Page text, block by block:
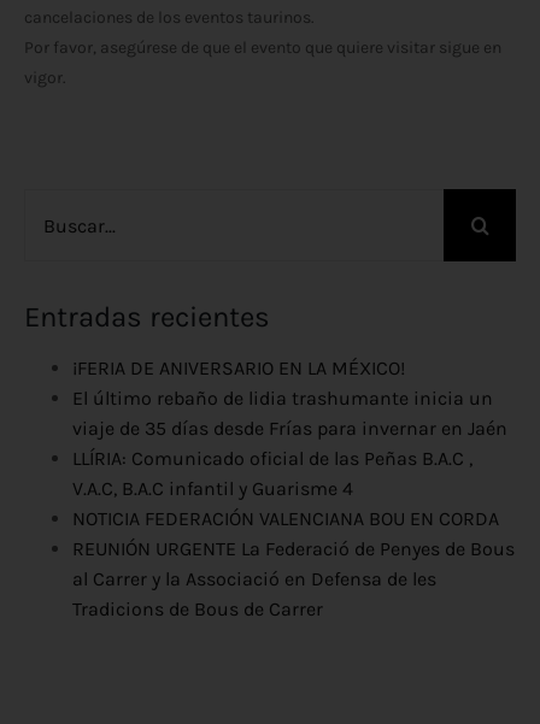
cancelaciones de los eventos taurinos.
Por favor, asegúrese de que el evento que quiere visitar sigue en
vigor.
Entradas recientes
¡FERIA DE ANIVERSARIO EN LA MÉXICO!
El último rebaño de lidia trashumante inicia un
viaje de 35 días desde Frías para invernar en Jaén
LLÍRIA: Comunicado oficial de las Peñas B.A.C ,
V.A.C, B.A.C infantil y Guarisme 4
NOTICIA FEDERACIÓN VALENCIANA BOU EN CORDA
REUNIÓN URGENTE La Federació de Penyes de Bous
al Carrer y la Associació en Defensa de les
Tradicions de Bous de Carrer